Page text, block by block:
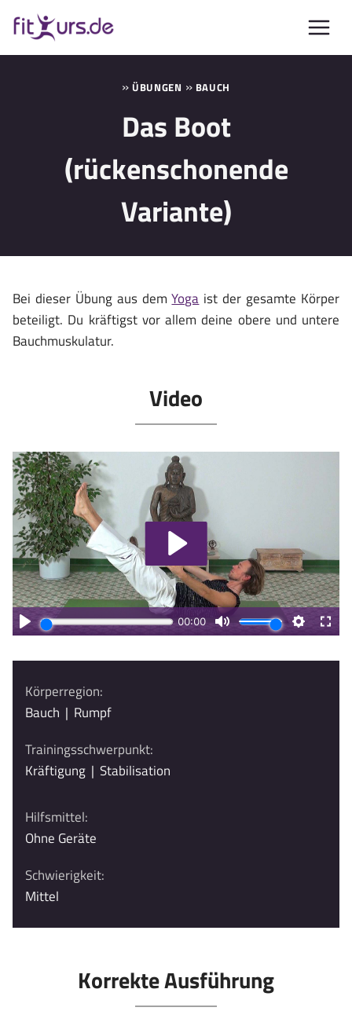
Inhalt
springen
» ÜBUNGEN » BAUCH
Das Boot
(rückenschonende
Variante)
Bei dieser Übung aus demYoga ist der gesamte Körper
beteiligt. Du kräftigst vor allem deine obere und untere
Bauchmuskulatur.
Video
Körperregion:
Bauch | Rumpf
Trainingsschwerpunkt:
Kräftigung | Stabilisation
Hilfsmittel:
Ohne Geräte
Schwierigkeit:
Mittel
Korrekte Ausführung